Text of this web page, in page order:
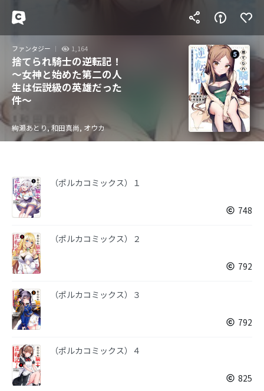
ファンタジー 1,164
捨てられ騎士の逆転記！
～女神と始めた第二の人
生は伝説級の英雄だった
件～
絢瀬あとり, 和田真尚, オウカ
（ポルカコミックス）１
748
（ポルカコミックス）２
792
（ポルカコミックス）３
792
（ポルカコミックス）４
825